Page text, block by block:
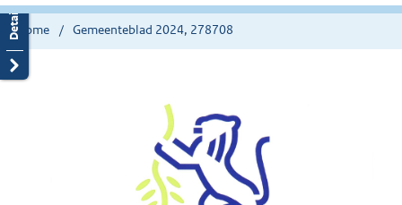
Home Gemeenteblad 2024, 278708